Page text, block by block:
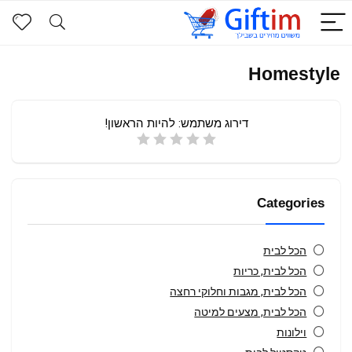
Homestyle
דירוג משתמש:להיות הראשון!
Categories
הכל לבית
הכל לבית, כריות
הכל לבית, מגבות וחלוקי רחצה
הכל לבית, מצעים למיטה
וילונות